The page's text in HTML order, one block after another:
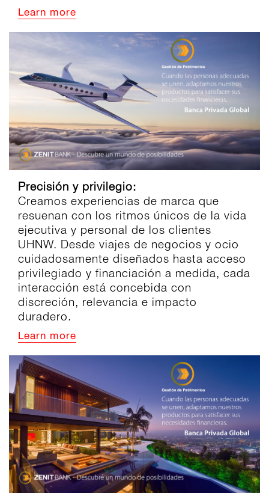
Learn more
Precisión y privilegio:
Creamos experiencias de marca que
resuenan con los ritmos únicos de la vida
ejecutiva y personal de los clientes
UHNW. Desde viajes de negocios y ocio
cuidadosamente diseñados hasta acceso
privilegiado y financiación a medida, cada
interacción está concebida con
discreción, relevancia e impacto
duradero.
Learn more